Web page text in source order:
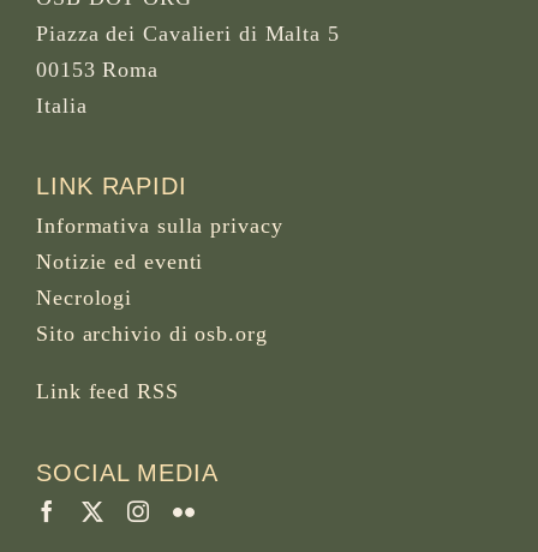
Piazza dei Cavalieri di Malta 5
00153 Roma
Italia
LINK RAPIDI
Informativa sulla privacy
Notizie ed eventi
Necrologi
Sito archivio di osb.org
Link feed RSS
SOCIAL MEDIA